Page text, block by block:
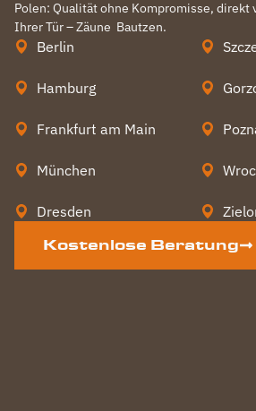
Polen: Qualität ohne Kompromisse, direkt
Ihrer Tür – Zäune Bautzen.
Berlin
Hamburg
Frankfurt am Main
München
Dresden
Kostenlose Beratung